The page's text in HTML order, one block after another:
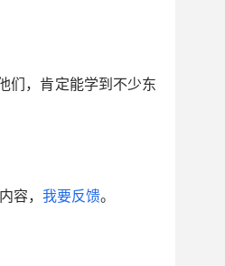
们，肯定能学到不少东
容， 我要反馈。